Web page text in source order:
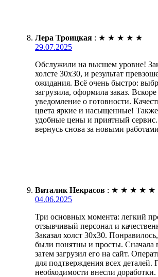
Лера Троицкая : ★ ★ ★ ★ ★
29.07.2025
Обслужили на высшем уровне!
холсте 30х30, и результат
ожидания. Всё очень быстро:
загрузила, оформила заказ.
уведомление о готовности.
цвета яркие и насыщенные!
удобные цены и приятный сервис.
вернусь снова за новыми
Виталик Некрасов : ★ ★ ★ ★ ★
04.06.2025
Три основных момента: легкий
отзывчивый персонал и
Заказал холст 30х30.
были понятны и просты. Сначала
затем загрузил его на сайт.
для подтверждения всех деталей.
необходимости внесли